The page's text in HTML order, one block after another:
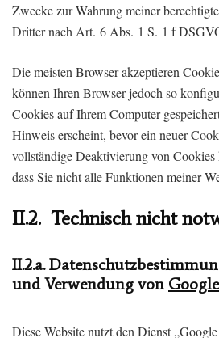
Zwecke zur Wahrung meiner
Dritter nach Art. 6 Abs. 1 S. 1 f
Die meisten Browser akzeptieren
können Ihren Browser jedoch so
Cookies auf Ihrem Computer
Hinweis erscheint, bevor ein neuer
vollständige Deaktivierung von
dass Sie nicht alle Funktionen meiner
II.2. Technisch nicht
II.2.a.
und Verwendung von
Diese Website nutzt den Dienst